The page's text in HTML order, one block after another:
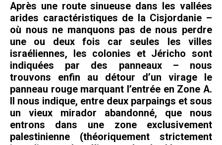
Après une route sinueuse dans les vallées
arides caractéristiques de la Cisjordanie –
où nous ne manquons pas de nous perdre
une ou deux fois car seules les villes
israéliennes, les colonies et Jéricho sont
indiquées par des panneaux – nous
trouvons enfin au détour d’un virage le
panneau rouge marquant l’entrée en Zone A.
Il nous indique, entre deux parpaings et sous
un vieux mirador abandonné, que nous
entrons dans une zone exclusivement
palestinienne (théoriquement strictement